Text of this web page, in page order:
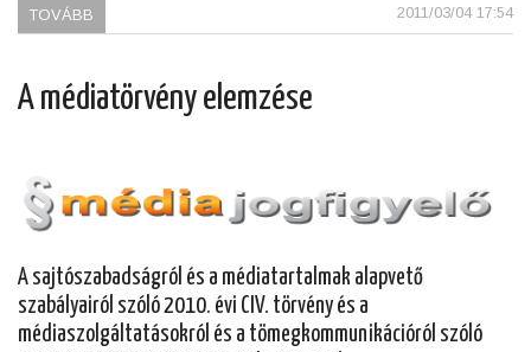
2011/03/04 17:54
TOVÁBB
JÁR
JÁSZLADÁNYI
MAGÁNISKOLA
A médiatörvény elemzése
A sajtószabadságról és a médiatartalmak alapvető
szabályairól szóló 2010. évi CIV. törvény és a
médiaszolgáltatásokról és a tömegkommunikációról szóló